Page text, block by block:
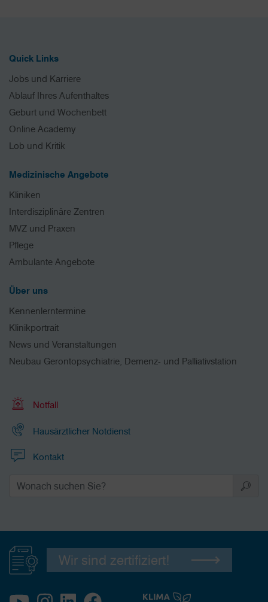
Quick Links
Jobs und Karriere
Ablauf Ihres Aufenthaltes
Geburt und Wochenbett
Online Academy
Lob und Kritik
Medizinische Angebote
Kliniken
Interdisziplinäre Zentren
MVZ und Praxen
Pflege
Ambulante Angebote
Über uns
Kennenlerntermine
Klinikportrait
News und Veranstaltungen
Neubau Gerontopsychiatrie, Demenz- und Palliativstation
Notfall
Hausärztlicher Notdienst
Kontakt
Wir sind zertifiziert!